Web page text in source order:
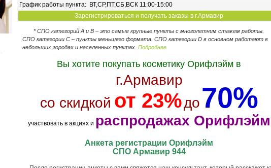
График работы пункта: ВТ,СР,ПТ,СБ,ВСК 11:00-15:00
Зарегистрироваться и получать заказы в г.Армавир
* СПО категорий А и В – это самые крупные пункты с многолетним стажем работы.
СПО категории C – пункты меньшего формата. СПО категории D в основном работают в
небольших городах и населенных пунктах. Подробнее
Вы хотите покупать косметику Орифлэйм в
г.Армавир
со скидкой от 23%до70%
участвовать в акциях и распродажах Орифлэйм
Анкета регистрации Орифлэйм
СПО Армавир 944